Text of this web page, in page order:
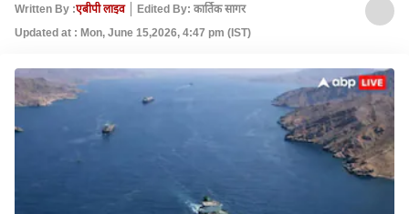
Written By :एबीपी लाइव
Edited By: कार्तिक सागर
Updated at : Mon, June 15,2026, 4:47 pm (IST)